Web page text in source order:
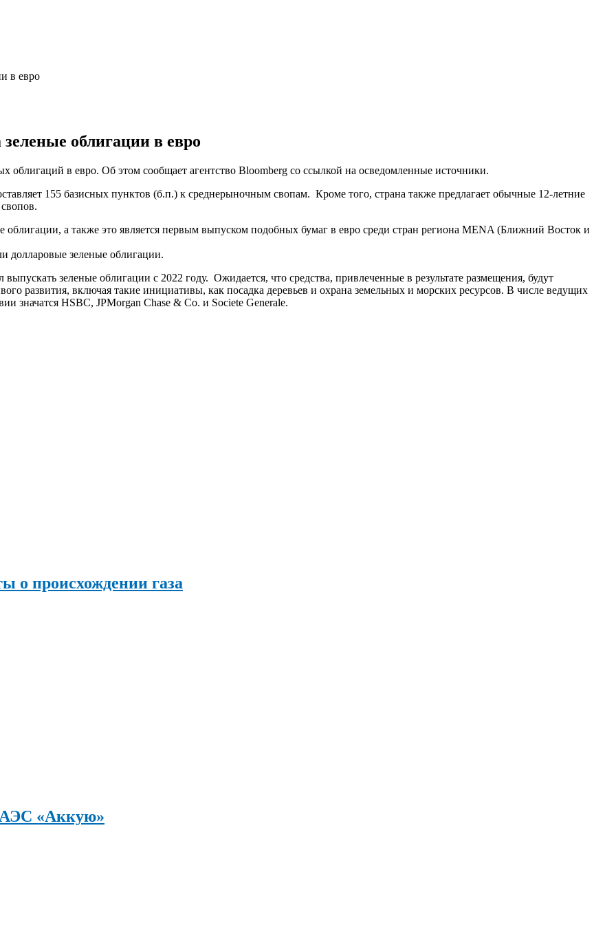
в евро
облигации в евро
облигаций в евро. Об этом сообщает агентство Bloomberg со ссылкой на осведомленные источники.
155 базисных пунктов (б.п.) к среднерыночным свопам. Кроме того, страна также предлагает обычные 12-летние
облигации, а также это является первым выпуском подобных бумаг в евро среди стран региона MENA (Ближний Восток и
долларовые зеленые облигации.
зеленые облигации с 2022 году. Ожидается, что средства, привлеченные в результате размещения, будут
развития, включая такие инициативы, как посадка деревьев и охрана земельных и морских ресурсов. В числе ведущих
значатся HSBC, JPMorgan Chase & Co. и Societe Generale.
о происхождении газа
АЭС «Аккую»